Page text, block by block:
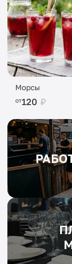
Морсы
от120 ₽